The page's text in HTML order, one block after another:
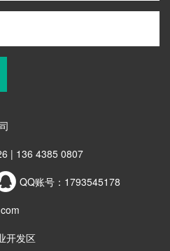
| 136 4385 0807
QQ账号： 1793545178
开发区